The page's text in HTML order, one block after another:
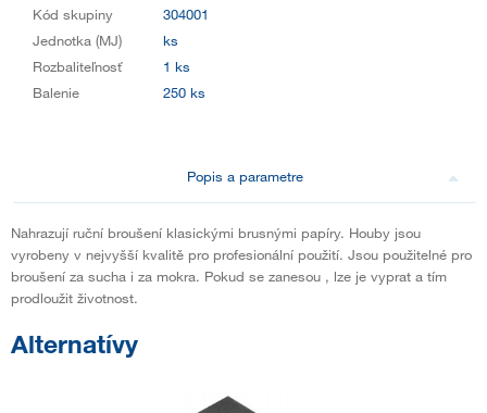
Kód skupiny
304001
Jednotka (MJ)
ks
Rozbaliteľnosť
1 ks
Balenie
250 ks
Popis a parametre
Nahrazují ruční broušení klasickými brusnými papíry. Houby jsou
vyrobeny v nejvyšší kvalitě pro profesionální použití. Jsou použitelné pro
broušení za sucha i za mokra. Pokud se zanesou , lze je vyprat a tím
prodloužit životnost.
Alternatívy